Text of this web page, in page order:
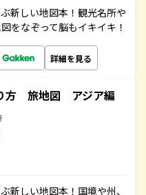
新しい地図本！観光名所や
をなぞって脳もイキイキ！
詳細を見る
方 旅地図 アジア編
新しい地図本！国境や州、